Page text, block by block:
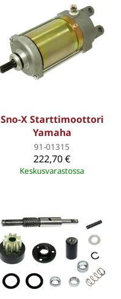
Sno-X Starttimoottori
Yamaha
91-01315
222,70 €
Keskusvarastossa